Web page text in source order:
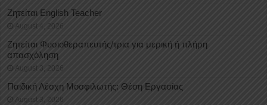
Ζητείται English Teacher
August 4, 2026
Ζητείται Φυσιοθεραπευτής/τρια για μερική ή πλήρη
απασχόληση
August 3, 2026
Παιδική Λέσχη Μοσφιλωτής: Θέση Εργασίας
August 3, 2026